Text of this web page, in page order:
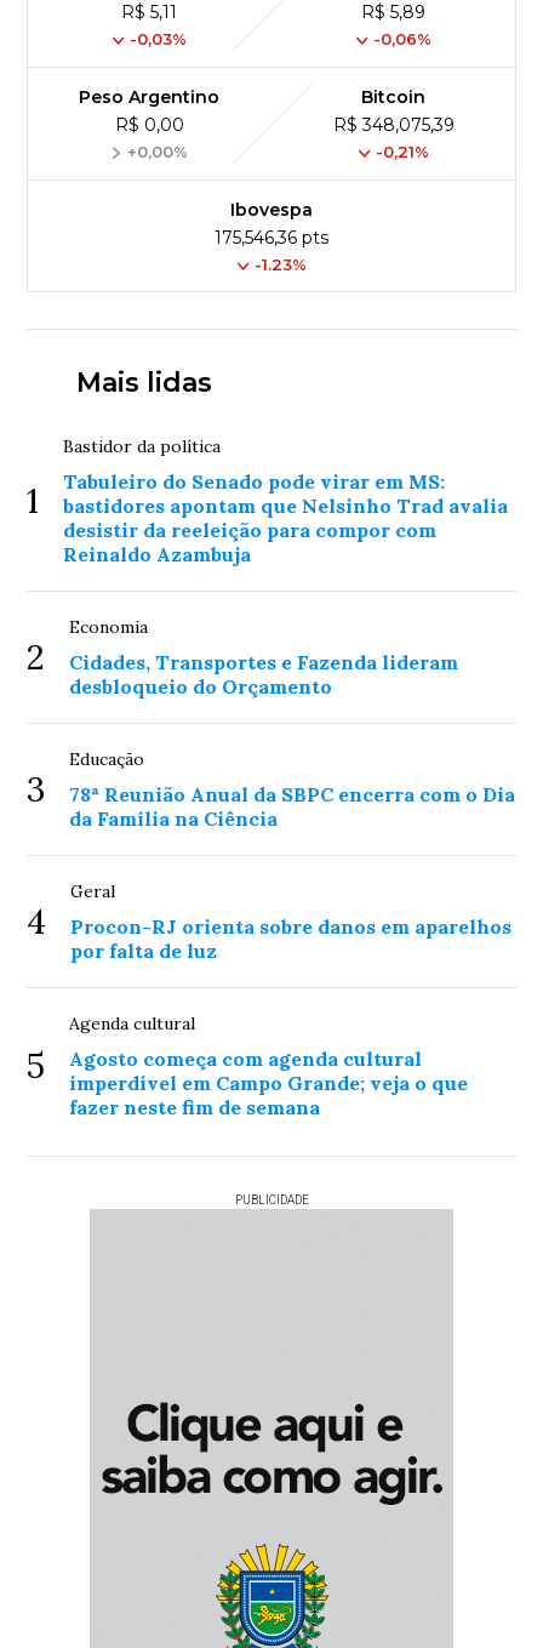
R$ 5,11
-0,03%
R$ 5,89
-0,06%
Peso Argentino
R$ 0,00
+0,00%
Bitcoin
R$ 348,075,39
-0,21%
Ibovespa
175,546,36 pts
-1.23%
Mais lidas
1
Bastidor da política
Tabuleiro do Senado pode virar em MS:
bastidores apontam que Nelsinho Trad avalia
desistir da reeleição para compor com
Reinaldo Azambuja
2
Economia
Cidades, Transportes e Fazenda lideram
desbloqueio do Orçamento
3
Educação
78ª Reunião Anual da SBPC encerra com o Dia
da Família na Ciência
4
Geral
Procon-RJ orienta sobre danos em aparelhos
por falta de luz
5
Agenda cultural
Agosto começa com agenda cultural
imperdível em Campo Grande; veja o que
fazer neste fim de semana
PUBLICIDADE